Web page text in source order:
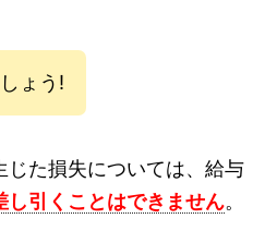
ょう!
た損失については、給与
し引くことはできません。